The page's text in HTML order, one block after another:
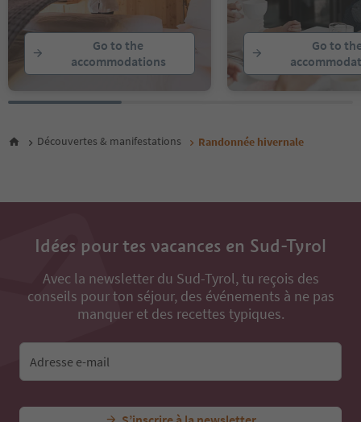
Go to the
accommodations
Go to
Découvertes & manifestations Randonnée hivernale
Idées pour tes vacances en Sud-Tyrol
Avec la newsletter du Sud-Tyrol, tu reçois des
conseils pour ton séjour, des événements à ne pas
manquer et des recettes typiques.
Adresse e-mail